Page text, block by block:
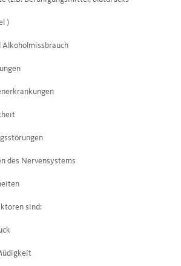
)
des Nervensystems
sind: